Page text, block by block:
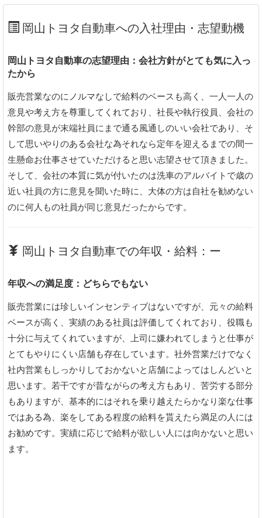
岡山トヨタ自動車への入社理由・志望動機
岡山トヨタ自動車の志望理由：会社方針がとても気に入っ
たから
販売営業なのにノルマなしで給料のベースも高く、一人一人の
意見や考え方を尊重してくれており、社長や執行役員、会社の
幹部の意見が末端社員にまで通る風通しのいい会社であり、そ
して思いやりのある会社な為それなら定年を迎えるまでの間一
生懸命お仕事させていただけると思い志望させて頂きました。
そして、会社の本質に気が付いたのは洗車のアルバイトで歳の
近い社員の方に意見を聞いた時に、大体の方は自社を勧めない
のに何人もの社員が同じ意見だったからです。
岡山トヨタ自動車での年収・給料：ー
年収への満足度：どちらでもない
販売営業には珍しいインセンティブはないですが、元々の給料
ベースが高く、実績のある社員は評価してくれており、役職も
十分に与えてくれていますが、上司に嫌われてしまうと仕事が
とてもやりにくい店舗も存在しています。社外営業だけでなく
社内営業もしっかりしておかないと店舗によってはしんどいと
思います。若干ですが昔ながらの考え方もあり、苦労する部分
もありますが、基本的にはそれを乗り越えたらかなり楽な仕事
ではある為、楽をしてある程度の給料を貰えたら満足の人には
お勧めです。実績に応じで給料が欲しい人には向かないと思い
ます。